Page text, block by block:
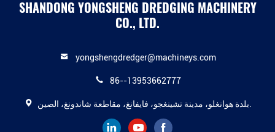
SHANDONG YONGSHENG DREDGING MACHINERY
CO., LTD.
yongshengdredger@machineys.com
86--13953662777
بلدة هوانغلو، مدينة تشينغجو، فايفانغ، مقاطعة شاندونغ، الصين.